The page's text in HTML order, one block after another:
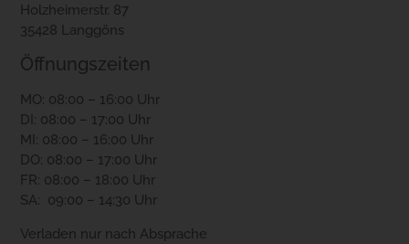
Holzheimerstr. 87
35428 Langgöns
Öffnungszeiten
MO: 08:00 – 16:00 Uhr
DI: 08:00 – 17:00 Uhr
MI: 08:00 – 16:00 Uhr
DO: 08:00 – 17:00 Uhr
FR: 08:00 – 18:00 Uhr
SA: 09:00 – 14:30 Uhr
Verladen nur nach Absprache